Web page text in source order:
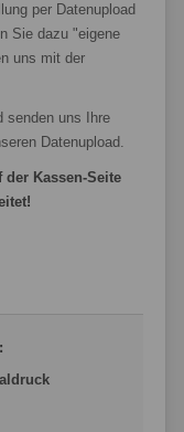
per Datenupload
Sie dazu "eigene
uns mit der
senden uns Ihre
Datenupload.
Kassen-Seite